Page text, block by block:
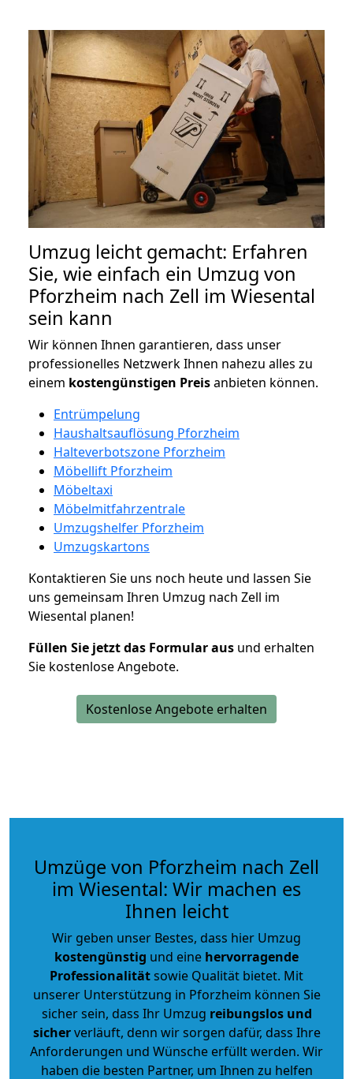
Umzug leicht gemacht: Erfahren
Sie, wie einfach ein Umzug von
Pforzheim nach Zell im Wiesental
sein kann
Wir können Ihnen garantieren, dass unser
professionelles Netzwerk Ihnen nahezu alles zu
einem kostengünstigen Preisanbieten können.
Entrümpelung
Haushaltsauflösung Pforzheim
Halteverbotszone Pforzheim
Möbellift Pforzheim
Möbeltaxi
Möbelmitfahrzentrale
Umzugshelfer Pforzheim
Umzugskartons
Kontaktieren Sie uns noch heute und lassen Sie
uns gemeinsam Ihren Umzug nach Zell im
Wiesental planen!
Füllen Sie jetzt das Formular aus und erhalten
Sie kostenlose Angebote.
Kostenlose Angebote erhalten
Umzüge von Pforzheim nach Zell
im Wiesental: Wir machen es
Ihnen leicht
Wir geben unser Bestes, dass hier Umzug
kostengünstig und eine hervorragende
Professionalitätsowie Qualität bietet. Mit
unserer Unterstützung in Pforzheim können Sie
sicher sein, dass Ihr Umzug reibungslos und
sicherverläuft, denn wir sorgen dafür, dass Ihre
Anforderungen und Wünsche erfüllt werden. Wir
haben die besten Partner, um Ihnen zu helfen